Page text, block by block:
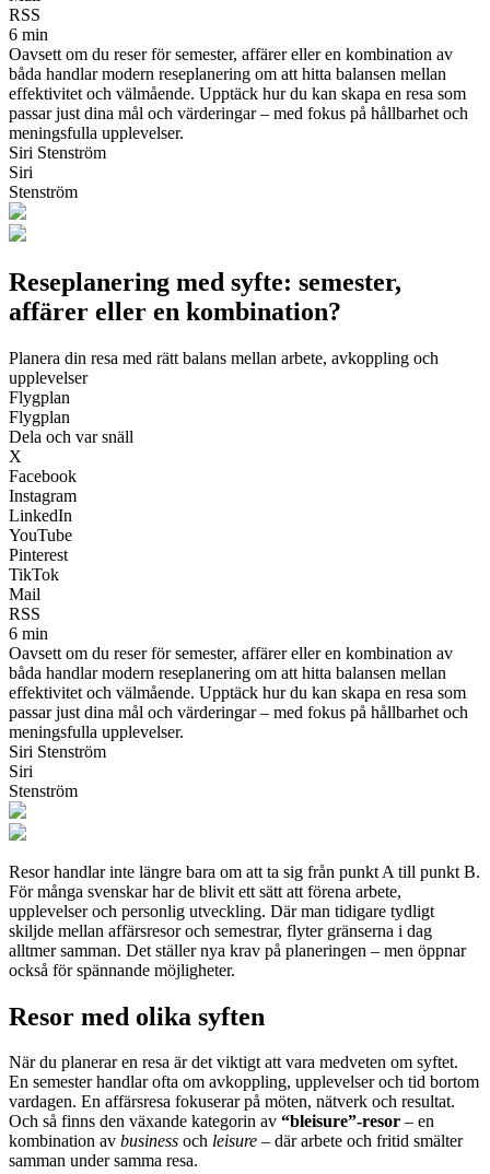
RSS
6 min
Oavsett om du reser för semester, affärer eller en kombination av
båda handlar modern reseplanering om att hitta balansen mellan
effektivitet och välmående. Upptäck hur du kan skapa en resa som
passar just dina mål och värderingar – med fokus på hållbarhet och
meningsfulla upplevelser.
Siri Stenström
Siri
Stenström
Reseplanering med syfte: semester,
affärer eller en kombination?
Planera din resa med rätt balans mellan arbete, avkoppling och
upplevelser
Flygplan
Flygplan
Dela och var snäll
X
Facebook
Instagram
LinkedIn
YouTube
Pinterest
TikTok
Mail
RSS
6 min
Oavsett om du reser för semester, affärer eller en kombination av
båda handlar modern reseplanering om att hitta balansen mellan
effektivitet och välmående. Upptäck hur du kan skapa en resa som
passar just dina mål och värderingar – med fokus på hållbarhet och
meningsfulla upplevelser.
Siri Stenström
Siri
Stenström
Resor handlar inte längre bara om att ta sig från punkt A till punkt B.
För många svenskar har de blivit ett sätt att förena arbete,
upplevelser och personlig utveckling. Där man tidigare tydligt
skiljde mellan affärsresor och semestrar, flyter gränserna i dag
alltmer samman. Det ställer nya krav på planeringen – men öppnar
också för spännande möjligheter.
Resor med olika syften
När du planerar en resa är det viktigt att vara medveten om syftet.
En semester handlar ofta om avkoppling, upplevelser och tid bortom
vardagen. En affärsresa fokuserar på möten, nätverk och resultat.
Och så finns den växande kategorin av “bleisure”-resor – en
kombination av business och leisure – där arbete och fritid smälter
samman under samma resa.